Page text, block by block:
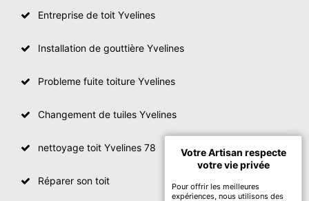
Entreprise de toit Yvelines
Installation de gouttière Yvelines
Probleme fuite toiture Yvelines
Changement de tuiles Yvelines
nettoyage toit Yvelines 78
Réparer son toit
Votre Artisan respecte
votre vie privée
Pour offrir les meilleures
expériences, nous utilisons des